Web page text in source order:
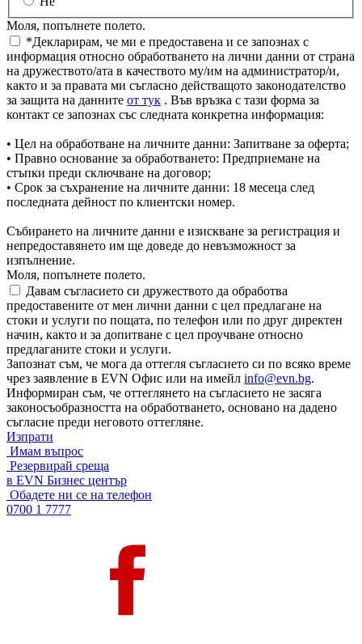
Моля, попълнете полето.
*Декларирам, че ми е предоставена и се запознах с
информация относно обработването на лични данни от страна
на дружеството/ата в качеството му/им на администратор/и,
както и за правата ми съгласно действащото законодателство
за защита на данните от тук . Във връзка с тази форма за
контакт се запознах със следната конкретна информация:
• Цел на обработване на личните данни: Запитване за оферта;
• Правно основание за обработването: Предприемане на
стъпки преди сключване на договор;
• Срок за съхранение на личните данни: 18 месеца след
последната дейност по клиентски номер.
Събирането на личните данни е изискване за регистрация и
непредоставянето им ще доведе до невъзможност за
изпълнение.
Моля, попълнете полето.
Давам съгласието си дружеството да обработва
предоставените от мен лични данни с цел предлагане на
стоки и услуги по пощата, по телефон или по друг директен
начин, както и за допитване с цел проучване относно
предлаганите стоки и услуги.
Запознат съм, че мога да оттегля съгласието си по всяко време
чрез заявление в EVN Офис или на имейл info@evn.bg.
Информиран съм, че оттеглянето на съгласието не засяга
законосъобразността на обработването, основано на дадено
съгласие преди неговото оттегляне.
Изпрати
Имам въпрос
Резервирай среща
в EVN Бизнес център
Обадете ни се на телефон
0700 1 7777